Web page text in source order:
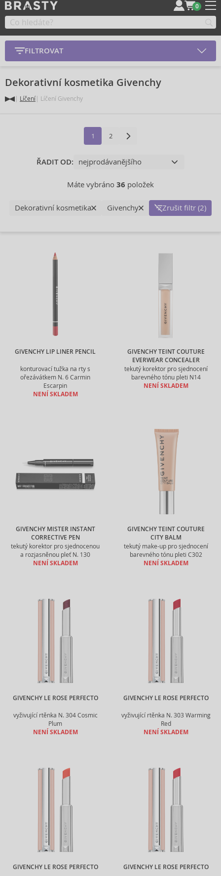
0
FILTROVAT
Dekorativní kosmetika Givenchy
Líčení Líčení Givenchy
1 2
ŘADIT OD:
Máte vybráno 36 položek
Dekorativní kosmetika Givenchy Zrušit filtr (2)
GIVENCHY LIP LINER PENCIL
konturovací tužka na rty s
ořezávátkem N. 6 Carmin
Escarpin
NENÍ SKLADEM
GIVENCHY TEINT COUTURE
EVERWEAR CONCEALER
tekutý korektor pro sjednocení
barevného tónu pleti N14
NENÍ SKLADEM
GIVENCHY MISTER INSTANT
CORRECTIVE PEN
tekutý korektor pro sjednocenou
a rozjasněnou pleť N. 130
NENÍ SKLADEM
GIVENCHY TEINT COUTURE
CITY BALM
tekutý make-up pro sjednocení
barevného tónu pleti C302
NENÍ SKLADEM
GIVENCHY LE ROSE PERFECTO
vyživující rtěnka N. 304 Cosmic
Plum
NENÍ SKLADEM
GIVENCHY LE ROSE PERFECTO
vyživující rtěnka N. 303 Warming
Red
NENÍ SKLADEM
GIVENCHY LE ROSE PERFECTO GIVENCHY LE ROSE PERFECTO